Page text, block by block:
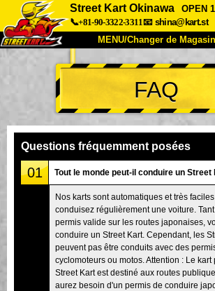
Street Kart Okinawa
OPEN
📞+81-90-3322-3311📧 shina@kart.st
MENU/Changer de Magasin
ACCUEIL
À Propos Caractéristiques
Entreprise
Tokyo Shinagawa
Tokyo Akihabara#2
Tokyo Shibuya Annexe
Tokyo Asakusa
Okinawa
FAQ
Questions fréquemment posées
01 Tout le monde peut-il conduire un Street
Nos karts sont automatiques et très
conduisez régulièrement une voiture.
permis valide sur les routes japonaises,
conduire un Street Kart. Cependant, les
peuvent pas être conduits avec des
cyclomoteurs ou motos. Attention : Le
Street Kart est destiné aux routes
aurez besoin d'un permis de conduire